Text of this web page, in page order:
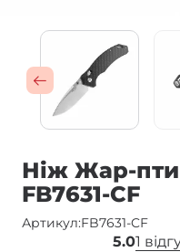
Ніж Жар-
FB7631-CF
Артикул:FB7631-CF
5.01